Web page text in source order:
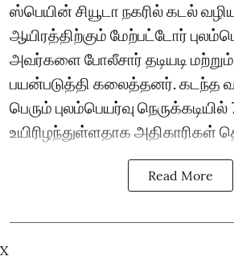
ஸ்பெயின் சியூடா நகரில் கடல்
ஆயிரத்திற்கும் மேற்பட்டோர்
அவர்களை போலீசார் தடியடி
பயன்படுத்தி கலைத்தனர். கடந்த
பெரும் புலம்பெயர்வு நெருக்கடியில்
உயிரிழந்துள்ளதாக அதிகாரிகள்
Read More
X